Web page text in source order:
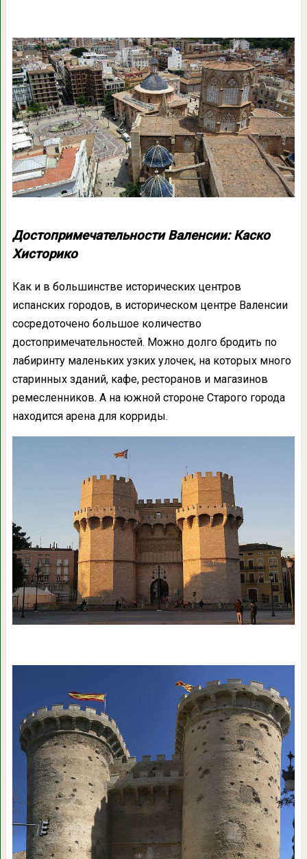
Достопримечательности Валенсии: Каско
Хисторико
Как и в большинстве исторических центров
испанских городов, в историческом центре Валенсии
сосредоточено большое количество
достопримечательностей. Можно долго бродить по
лабиринту маленьких узких улочек, на которых много
старинных зданий, кафе, ресторанов и магазинов
ремесленников. А на южной стороне Старого города
находится арена для корриды.